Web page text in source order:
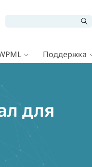
Поддержка
для